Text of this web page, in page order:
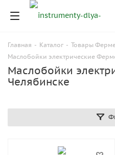
Главная - Каталог - Товары
Маслобойки электрические
Маслобойки
Челябинске